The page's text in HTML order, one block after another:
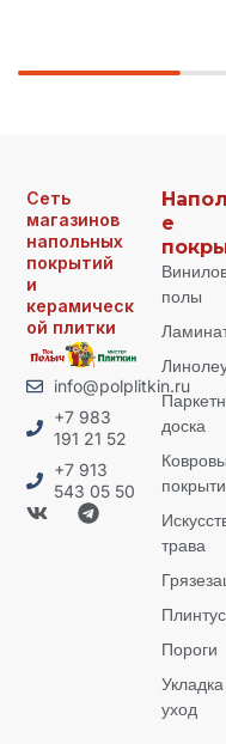
Сеть
магазинов
напольных
покрытий
и
керамическ
ой плитки
info@polplitkin.ru
+7 983
191 21 52
+7 913
543 05 50
е
полы
доска
трава
Пороги
уход